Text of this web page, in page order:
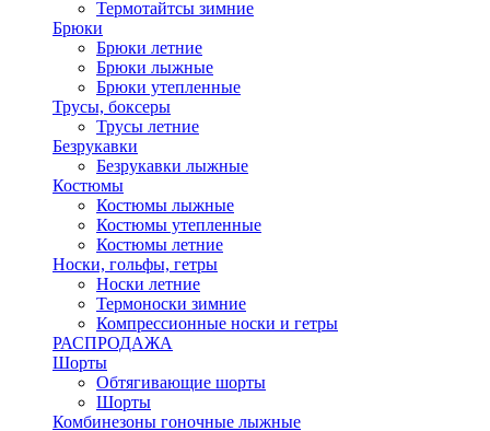
Термотайтсы зимние
Брюки
Брюки летние
Брюки лыжные
Брюки утепленные
Трусы, боксеры
Трусы летние
Безрукавки
Безрукавки лыжные
Костюмы
Костюмы лыжные
Костюмы утепленные
Костюмы летние
Носки, гольфы, гетры
Носки летние
Термоноски зимние
Компрессионные носки и гетры
РАСПРОДАЖА
Шорты
Обтягивающие шорты
Шорты
Комбинезоны гоночные лыжные